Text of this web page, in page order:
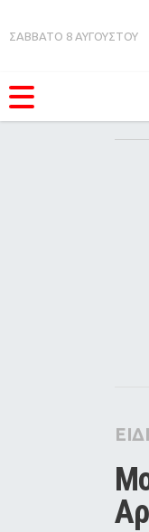
ΣΑΒΒΑΤΟ 8 ΑΥΓΟΥΣΤΟΥ